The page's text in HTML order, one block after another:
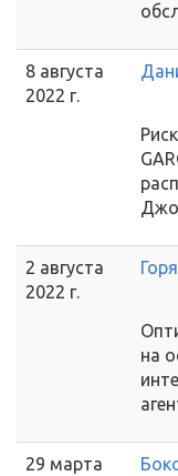
8 августа
2022 г.
2 августа
2022 г.
на
29 марта